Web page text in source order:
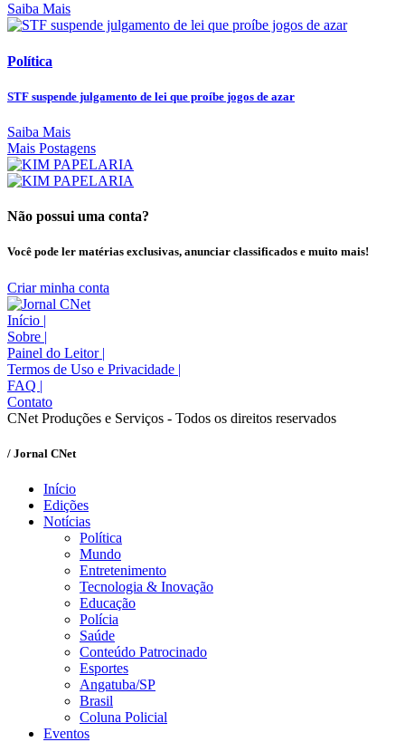
Saiba Mais
Política
STF suspende julgamento de lei que proíbe jogos de azar
Saiba Mais
Mais Postagens
Não possui uma conta?
Você pode ler matérias exclusivas, anunciar classificados e muito mais!
Criar minha conta
Início |
Sobre |
Painel do Leitor |
Termos de Uso e Privacidade |
FAQ |
Contato
CNet Produções e Serviços - Todos os direitos reservados
/ Jornal CNet
Início
Edições
Notícias
Política
Mundo
Entretenimento
Tecnologia & Inovação
Educação
Polícia
Saúde
Conteúdo Patrocinado
Esportes
Angatuba/SP
Brasil
Coluna Policial
Eventos